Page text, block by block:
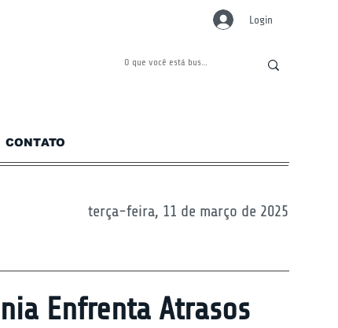
CONTATO
Login
terça-feira, 11 de março de 2025
Enfrenta Atrasos